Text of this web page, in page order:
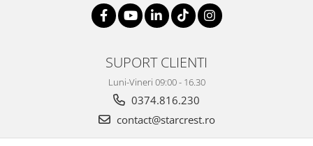
SUPORT CLIENTI
Luni-Vineri 09:00 - 16.30
0374.816.230
contact@starcrest.ro